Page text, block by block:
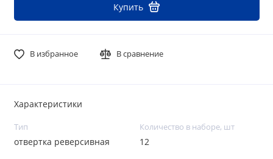
Купить
В избранное В сравнение
Характеристики
Тип
отвертка реверсивная
Количество в наборе, шт
12